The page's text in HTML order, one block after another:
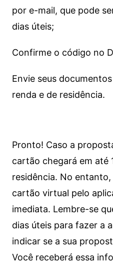
por e-mail, que pode
dias úteis;
Confirme o código no
Envie seus
renda e de residência.
Pronto! Caso a
cartão chegará em até
residência. No
cartão virtual pelo
imediata. Lembre-se
dias úteis para fazer a
indicar se a sua
Você receberá essa